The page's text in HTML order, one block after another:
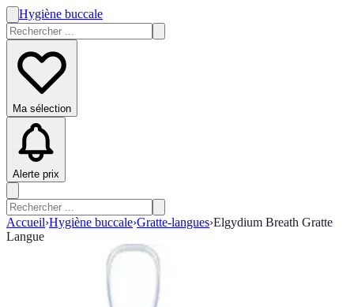
Hygiène buccale
Ma sélection
Alerte prix
Accueil›Hygiène buccale›Gratte-langues›Elgydium Breath Gratte
Langue